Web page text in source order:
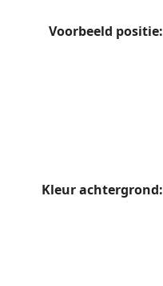
Voorbeeld positie
Kleur achtergrond